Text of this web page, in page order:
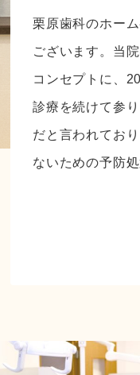
栗原歯科のホー
ございます。当
コンセプトに、
診療を続けて参
だと言われてお
ないための予防